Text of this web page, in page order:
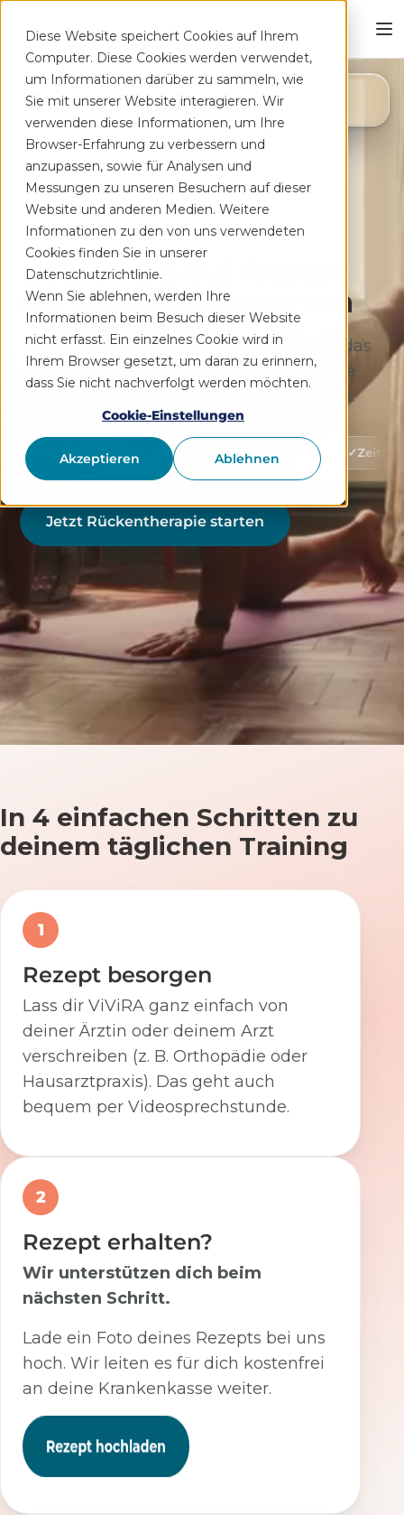
Diese Website speichert Cookies auf Ihrem
Computer. Diese Cookies werden verwendet,
um Informationen darüber zu sammeln, wie
Sie mit unserer Website interagieren. Wir
verwenden diese Informationen, um Ihre
Browser-Erfahrung zu verbessern und
anzupassen, sowie für Analysen und
Messungen zu unseren Besuchern auf dieser
Website und anderen Medien. Weitere
Informationen zu den von uns verwendeten
Cookies finden Sie in unserer
Datenschutzrichtlinie.
Wenn Sie ablehnen, werden Ihre
Informationen beim Besuch dieser Website
nicht erfasst. Ein einzelnes Cookie wird in
Ihrem Browser gesetzt, um daran zu erinnern,
dass Sie nicht nachverfolgt werden möchten.
Cookie-Einstellungen
Akzeptieren Ablehnen
Deine App auf Rezept
bei Rücken­schmerzen
Therapeutisches Training für zu Hause, das
sich flexibel deinem Alltag anpasst. Ohne
lange Wartezeiten, kostenfrei auf Rezept.
100% Kostenübernahme Zeitlich flexibel
Jetzt Rückentherapie starten
In 4 einfachen Schritten zu
deinem täglichen Training
1
Rezept besorgen
Lass dir ViViRA ganz einfach von
deiner Ärztin oder deinem Arzt
verschreiben (z. B. Orthopädie oder
Hausarztpraxis). Das geht auch
bequem per Videosprechstunde.
2
Rezept erhalten?
Wir unterstützen dich beim
nächsten Schritt.
Lade ein Foto deines Rezepts bei uns
hoch. Wir leiten es für dich kostenfrei
an deine Krankenkasse weiter.